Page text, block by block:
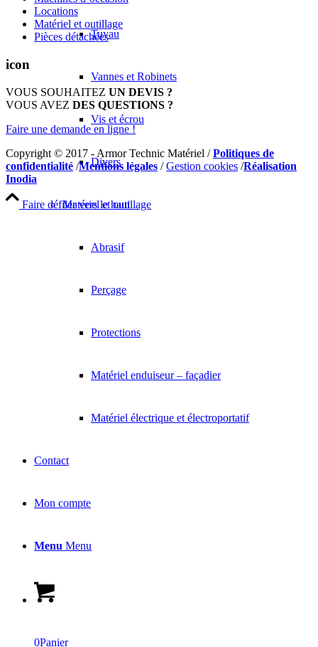
Tuyau
Vannes et Robinets
Vis et écrou
Divers
Matériel et outillage
Abrasif
Perçage
Protections
Matériel enduiseur – façadier
Matériel électrique et électroportatif
Contact
Mon compte
Menu Menu
0Panier
Locations
Matériel et outillage
Pièces détachées
icon
VOUS SOUHAITEZ UN DEVIS ?
VOUS AVEZ DES QUESTIONS ?
Faire une demande en ligne !
Copyright © 2017 - Armor Technic Matériel /Politiques de
confidentialité /Mentions légales /Gestion cookies /Réalisation
Inodia
Faire défiler vers le haut